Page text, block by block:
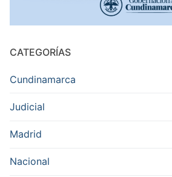
CATEGORÍAS
Cundinamarca
Judicial
Madrid
Nacional